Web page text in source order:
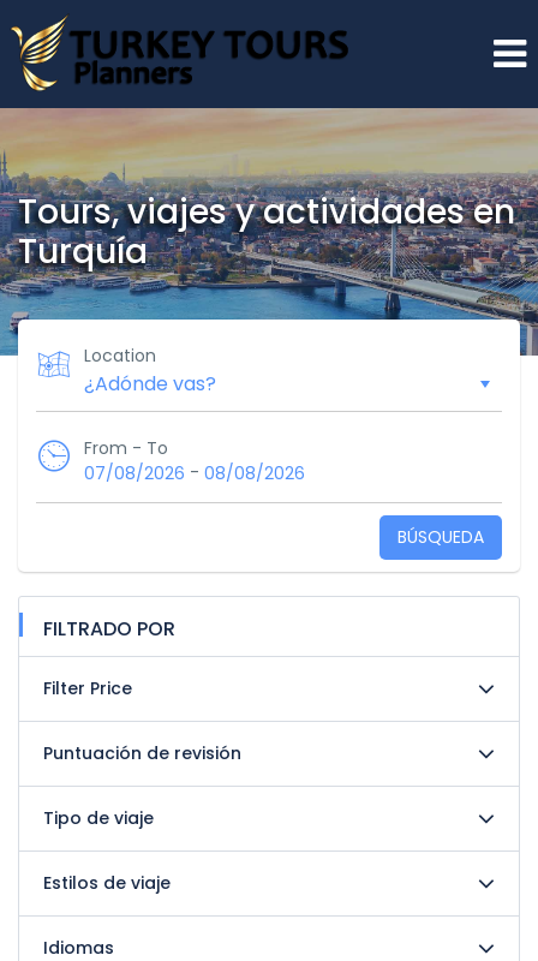
Tours, viajes y actividades en
Turquía
Location
From - To
07/08/2026 - 08/08/2026
BÚSQUEDA
FILTRADO POR
Filter Price
Puntuación de revisión
Tipo de viaje
Estilos de viaje
Idiomas